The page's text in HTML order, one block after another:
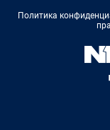
Политика